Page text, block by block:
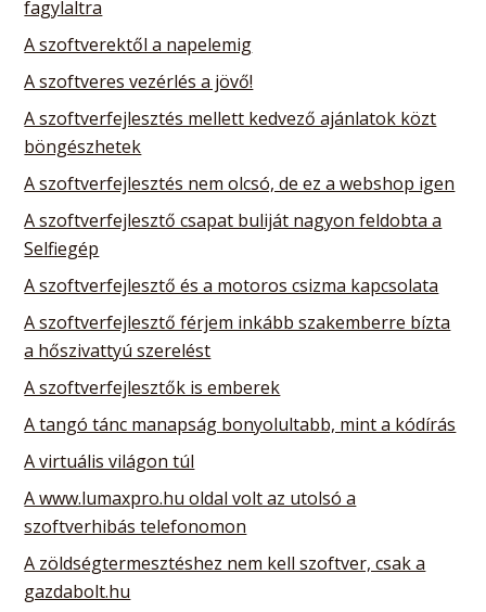
fagylaltra
A szoftverektől a napelemig
A szoftveres vezérlés a jövő!
A szoftverfejlesztés mellett kedvező ajánlatok közt
böngészhetek
A szoftverfejlesztés nem olcsó, de ez a webshop igen
A szoftverfejlesztő csapat buliját nagyon feldobta a
Selfiegép
A szoftverfejlesztő és a motoros csizma kapcsolata
A szoftverfejlesztő férjem inkább szakemberre bízta
a hőszivattyú szerelést
A szoftverfejlesztők is emberek
A tangó tánc manapság bonyolultabb, mint a kódírás
A virtuális világon túl
A www.lumaxpro.hu oldal volt az utolsó a
szoftverhibás telefonomon
A zöldségtermesztéshez nem kell szoftver, csak a
gazdabolt.hu